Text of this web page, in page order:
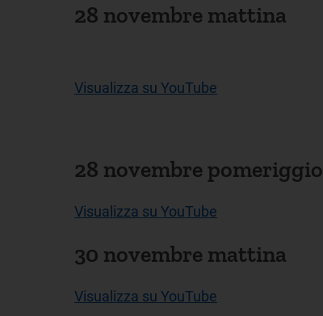
28 novembre mattina
Visualizza su YouTube
28 novembre pomeriggio
Visualizza su YouTube
30 novembre mattina
Visualizza su YouTube